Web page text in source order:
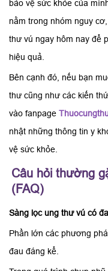
bảo vệ sức khỏe của
nằm trong nhóm nguy
thư vú ngay hôm nay để
hiệu quả.
Bên cạnh đó, nếu bạn
thư cũng như các kiến
vào fanpage
nhật những thông tin y
vệ sức khỏe.
Câu hỏi thường
(FAQ)
Sàng lọc ung thư vú có
Phần lớn các phương
đau đáng kể.